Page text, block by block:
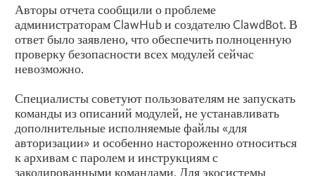
Авторы отчета сообщили о проблеме
администраторам ClawHub и создателю ClawdBot. В
ответ было заявлено, что обеспечить полноценную
проверку безопасности всех модулей сейчас
невозможно.
Специалисты советуют пользователям не запускать
команды из описаний модулей, не устанавливать
дополнительные исполняемые файлы «для
авторизации» и особенно настороженно относиться
к архивам с паролем и инструкциям с
закодированными командами. Для экосистемы